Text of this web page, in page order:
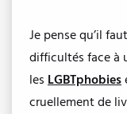
Je pense qu’il
difficultés face à
les LGBTphobies
cruellement de